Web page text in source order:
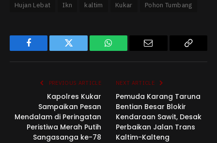
Hujan Lebat Ikn kaltim Kukar Pohon Tumbang
Facebook Twitter WhatsApp
PREVIOUS ARTICLE
Kapolres Kukar
Sampaikan Pesan
Mendalam di Peringatan
Peristiwa Merah Putih
Sangasanga ke-78
NEXT ARTICLE
Pemuda Karang Taruna
Bentian Besar Blokir
Kendaraan Sawit, Desak
Perbaikan Jalan Trans
Kaltim-Kalteng